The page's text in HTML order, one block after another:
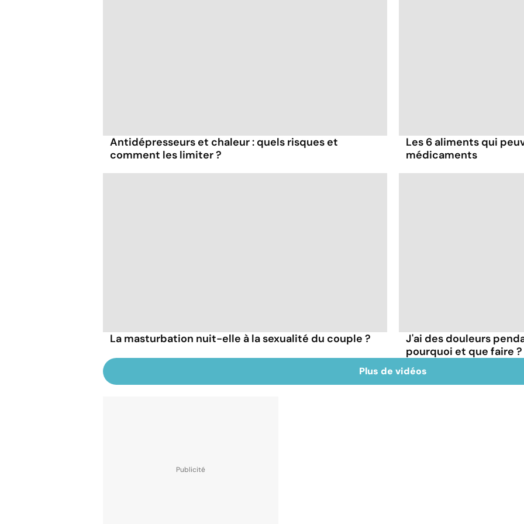
Antidépresseurs et chaleur : quels risques et
comment les limiter ?
Les 6 aliments qui
médicaments
La masturbation nuit-elle à la sexualité du couple ?
J'ai des douleurs
pourquoi et que faire ?
Plus de vidéos